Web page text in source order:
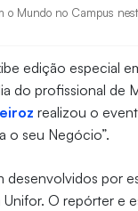
o Mundo no Campus
edição especial
do profissional de
realizou o
o seu Negócio”.
desenvolvidos por
Unifor. O repórter e